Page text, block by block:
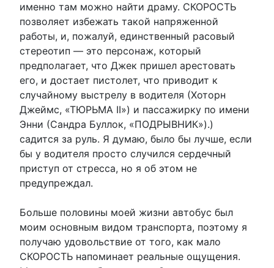
именно там можно найти драму. СКОРОСТЬ
позволяет избежать такой напряженной
работы, и, пожалуй, единственный расовый
стереотип — это персонаж, который
предполагает, что Джек пришел арестовать
его, и достает пистолет, что приводит к
случайному выстрелу в водителя (Хоторн
Джеймс, «ТЮРЬМА II») и пассажирку по имени
Энни (Сандра Буллок, «ПОДРЫВНИК»).)
садится за руль. Я думаю, было бы лучше, если
бы у водителя просто случился сердечный
приступ от стресса, но я об этом не
предупреждал.
Больше половины моей жизни автобус был
моим основным видом транспорта, поэтому я
получаю удовольствие от того, как мало
СКОРОСТЬ напоминает реальные ощущения.